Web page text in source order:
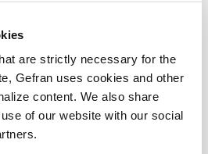
are strictly necessary for the
Gefran uses cookies and other
content. We also share
of our website with our social